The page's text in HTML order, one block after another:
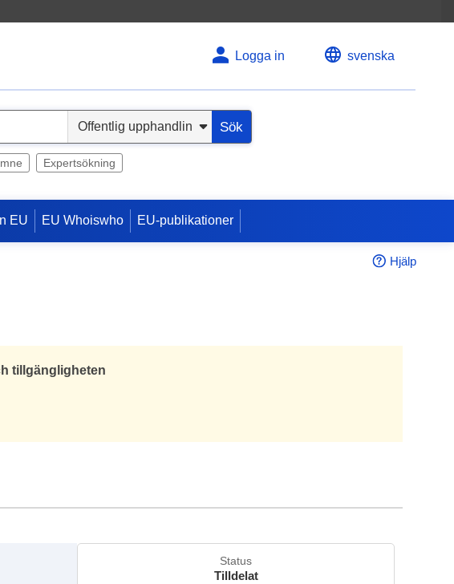
Logga in svenska
Sök
Expertsökning
EU EU Whoiswho EU-publikationer
Hjälp
tillgängligheten
Status
Tilldelat